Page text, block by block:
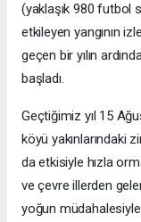
(yaklaşık 980 futbol
etkileyen yangının
geçen bir yılın
başladı.
Geçtiğimiz yıl 15
köyü yakınlarındaki
da etkisiyle hızla
ve çevre illerden
yoğun müdahalesiyle